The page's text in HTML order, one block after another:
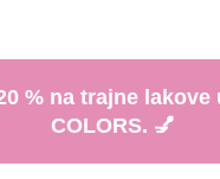
% na trajne lakove
COLORS. 💅